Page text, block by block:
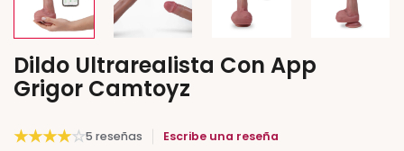
Dildo Ultrarealista Con App
Grigor Camtoyz
★★★★☆5 reseñas Escribe una reseña